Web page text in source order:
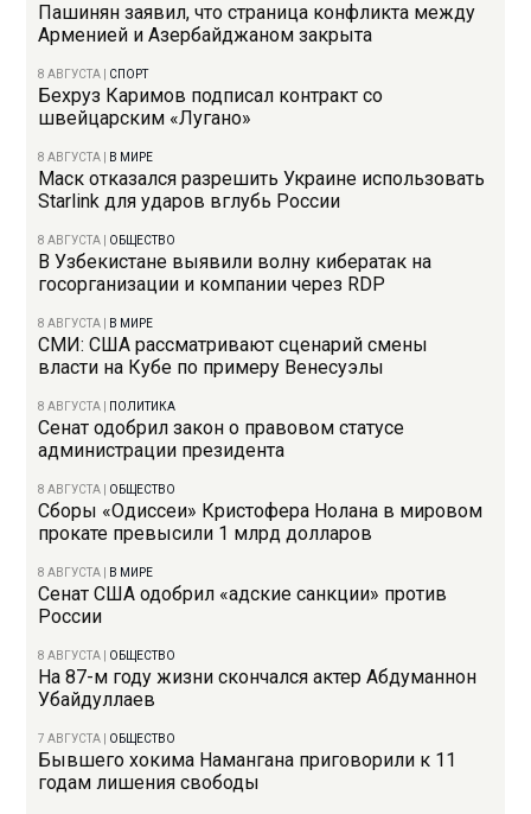
Пашинян заявил, что страница конфликта между
Арменией и Азербайджаном закрыта
8 АВГУСТА СПОРТ
Бехруз Каримов подписал контракт со
швейцарским «Лугано»
8 АВГУСТА В МИРЕ
Маск отказался разрешить Украине использовать
Starlink для ударов вглубь России
8 АВГУСТА ОБЩЕСТВО
В Узбекистане выявили волну кибератак на
госорганизации и компании через RDP
8 АВГУСТА В МИРЕ
СМИ: США рассматривают сценарий смены
власти на Кубе по примеру Венесуэлы
8 АВГУСТА ПОЛИТИКА
Сенат одобрил закон о правовом статусе
администрации президента
8 АВГУСТА ОБЩЕСТВО
Сборы «Одиссеи» Кристофера Нолана в мировом
прокате превысили 1 млрд долларов
8 АВГУСТА В МИРЕ
Сенат США одобрил «адские санкции» против
России
8 АВГУСТА ОБЩЕСТВО
На 87-м году жизни скончался актер Абдуманнон
Убайдуллаев
7 АВГУСТА ОБЩЕСТВО
Бывшего хокима Намангана приговорили к 11
годам лишения свободы